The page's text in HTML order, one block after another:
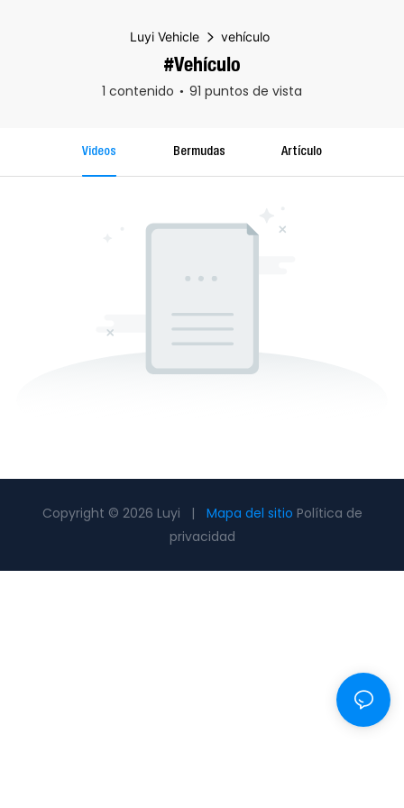
Luyi Vehicle vehículo
#vehículo
1 contenido 91 puntos de vista
Videos Bermudas Artículo
Copyright © 2026 Luyi | Mapa del sitio Política de
privacidad